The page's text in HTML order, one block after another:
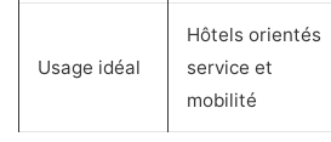
Usage idéal
Hôtels orientés
service et
mobilité